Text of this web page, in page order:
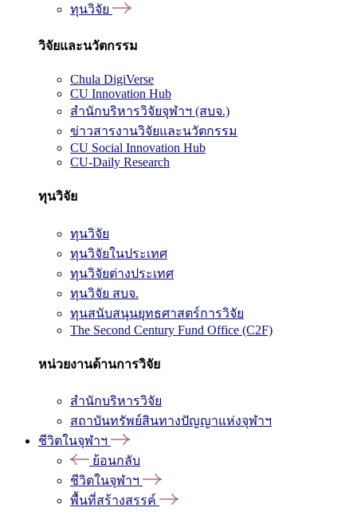
ทุนวิจัย
วิจัยและนวัตกรรม
Chula DigiVerse
CU Innovation Hub
สำนักบริหารวิจัยจุฬาฯ (สบจ.)
ข่าวสารงานวิจัยและนวัตกรรม
CU Social Innovation Hub
CU-Daily Research
ทุนวิจัย
ทุนวิจัย
ทุนวิจัยในประเทศ
ทุนวิจัยต่างประเทศ
ทุนวิจัย สบจ.
ทุนสนับสนุนยุทธศาสตร์การวิจัย
The Second Century Fund Office (C2F)
หน่วยงานด้านการวิจัย
สำนักบริหารวิจัย
สถาบันทรัพย์สินทางปัญญาแห่งจุฬาฯ
ชีวิตในจุฬาฯ
ย้อนกลับ
ชีวิตในจุฬาฯ
พื้นที่สร้างสรรค์